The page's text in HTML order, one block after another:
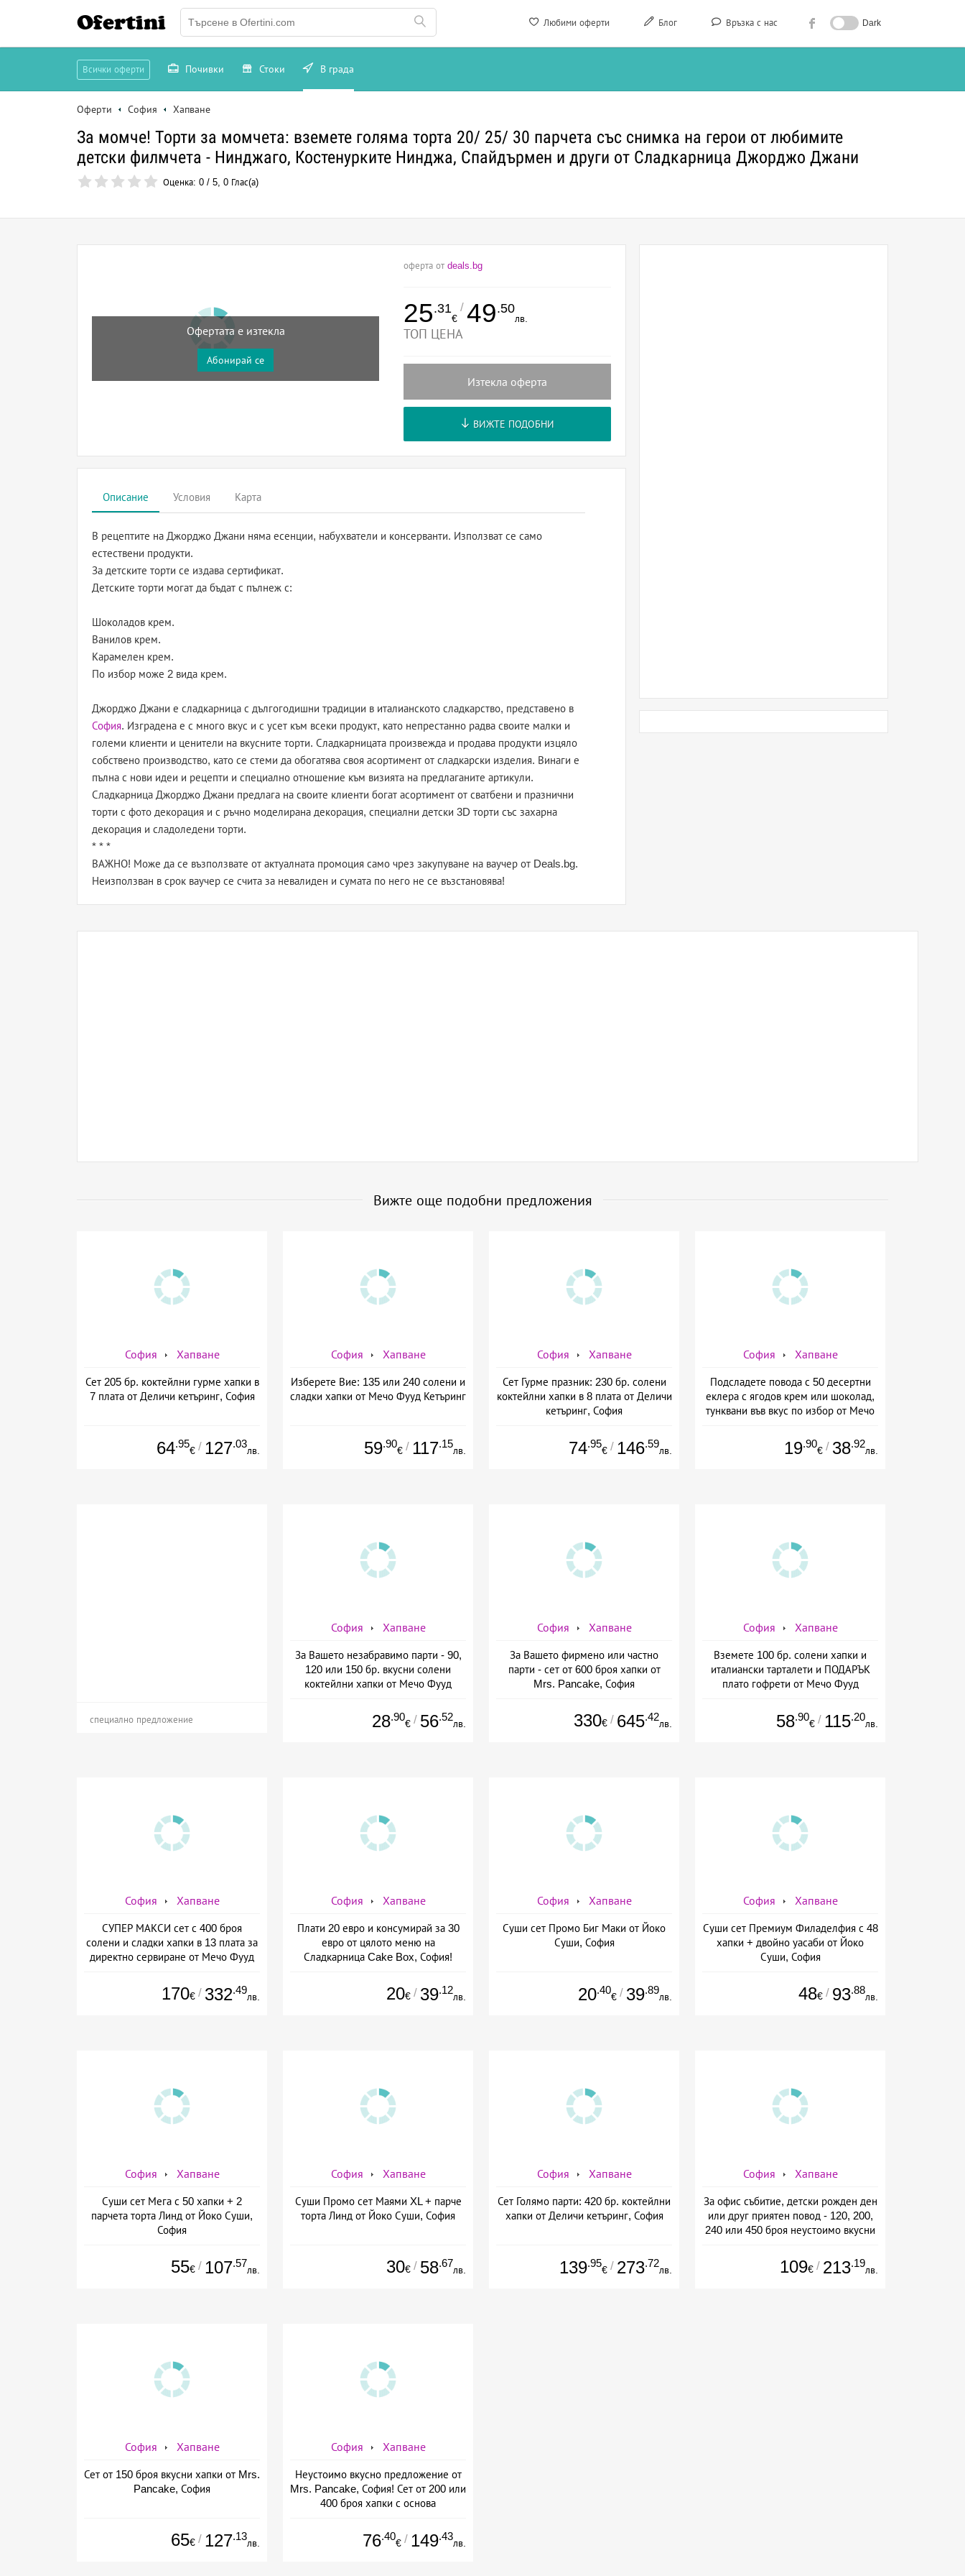
Любими оферти Блог Връзка с нас Dark
Ofertini
Всички оферти Почивки Стоки В града
Оферти София Хапване
За момче! Торти за момчета: вземете голяма торта 20/ 25/ 30 парчета със снимка на герои от любимите
детски филмчета - Нинджаго, Костенурките Нинджа, Спайдърмен и други от Сладкарница Джорджо Джани
Оценка: 0 / 5, 0 Глас(а)
Офертата е изтекла
Абонирай се
оферта от deals.bg
25.31
€
/ 49.50
лв.
ТОП ЦЕНА
Изтекла оферта
ВИЖТЕ ПОДОБНИ
Описание Условия Карта
В рецептите на Джорджо Джани няма есенции, набухватели и консерванти. Използват се само
естествени продукти.
За детските торти се издава сертификат.
Детските торти могат да бъдат с пълнеж с:
Шоколадов крем.
Ванилов крем.
Карамелен крем.
По избор може 2 вида крем.
Джорджо Джани е сладкарница с дългогодишни традиции в италианското сладкарство, представено в
София. Изградена е с много вкус и с усет към всеки продукт, като непрестанно радва своите малки и
големи клиенти и ценители на вкусните торти. Сладкарницата произвежда и продава продукти изцяло
собствено производство, като се стеми да обогатява своя асортимент от сладкарски изделия. Винаги е
пълна с нови идеи и рецепти и специално отношение към визията на предлаганите артикули.
Сладкарница Джорджо Джани предлага на своите клиенти богат асортимент от сватбени и празнични
торти с фото декорация и с ръчно моделирана декорация, специални детски 3D торти със захарна
декорация и сладоледени торти.
* * *
ВАЖНО! Може да се възползвате от актуалната промоция само чрез закупуване на ваучер от Deals.bg.
Неизползван в срок ваучер се счита за невалиден и сумата по него не се възстановява!
Вижте още подобни предложения
София Хапване
Сет 205 бр. коктейлни гурме хапки в
7 плата от Деличи кетъринг, София
64.95
€ / 127.03
лв.
София Хапване
Изберете Вие: 135 или 240 солени и
сладки хапки от Мечо Фууд Кетъринг
59.90
€ / 117.15
лв.
София Хапване
Сет Гурме празник: 230 бр. солени
коктейлни хапки в 8 плата от Деличи
кетъринг, София
74.95
€ / 146.59
лв.
София Хапване
Подсладете повода с 50 десертни
еклера с ягодов крем или шоколад,
тунквани във вкус по избор от Мечо
19.90
€ / 38.92
лв.
специално предложение
София Хапване
За Вашето незабравимо парти - 90,
120 или 150 бр. вкусни солени
коктейлни хапки от Мечо Фууд
28.90
€ / 56.52
лв.
София Хапване
За Вашето фирмено или частно
парти - сет от 600 броя хапки от
Mrs. Pancake, София
330€ / 645.42
лв.
София Хапване
Вземете 100 бр. солени хапки и
италиански тарталети и ПОДАРЪК
плато гофрети от Мечо Фууд
58.90
€ / 115.20
лв.
София Хапване
СУПЕР МАКСИ сет с 400 броя
солени и сладки хапки в 13 плата за
директно сервиране от Мечо Фууд
170€ / 332.49
лв.
София Хапване
Плати 20 евро и консумирай за 30
евро от цялото меню на
Сладкарница Cake Box, София!
20€ / 39.12
лв.
София Хапване
Суши сет Промо Биг Маки от Йоко
Суши, София
20.40
€ / 39.89
лв.
София Хапване
Суши сет Премиум Филаделфия с 48
хапки + двойно уасаби от Йоко
Суши, София
48€ / 93.88
лв.
София Хапване
Суши сет Мега с 50 хапки + 2
парчета торта Линд от Йоко Суши,
София
55€ / 107.57
лв.
София Хапване
Суши Промо сет Маями XL + парче
торта Линд от Йоко Суши, София
30€ / 58.67
лв.
София Хапване
Сет Голямо парти: 420 бр. коктейлни
хапки от Деличи кетъринг, София
139.95
€ / 273.72
лв.
София Хапване
За офис събитие, детски рожден ден
или друг приятен повод - 120, 200,
240 или 450 броя неустоимо вкусни
Pancake, София
109€ / 213.19
лв.
София Хапване
Сет от 150 броя вкусни хапки от Mrs.
Pancake, София
65€ / 127.13
лв.
София Хапване
Неустоимо вкусно предложение от
Mrs. Pancake, София! Сет от 200 или
400 броя хапки с основа
76.40
€ / 149.43
лв.